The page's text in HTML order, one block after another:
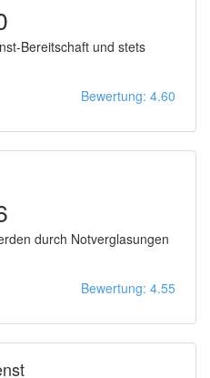
Bereitschaft und stets
Bewertung: 4.60
durch Notverglasungen
Bewertung: 4.55